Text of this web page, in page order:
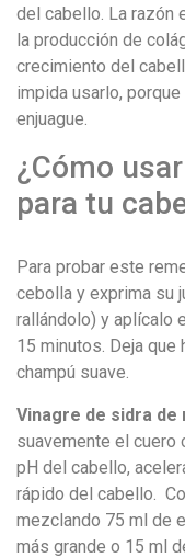
del cabello. La razón
la producción de
crecimiento del
impida usarlo,
enjuague.
¿Cómo
para tu
Para probar este
cebolla y exprima su
rallándolo) y aplícalo
15 minutos. Deja que
champú suave.
Vinagre de sidra de
suavemente el cuero
pH del cabello,
rápido del cabello.
mezclando 75 ml de
más grande o 15 ml